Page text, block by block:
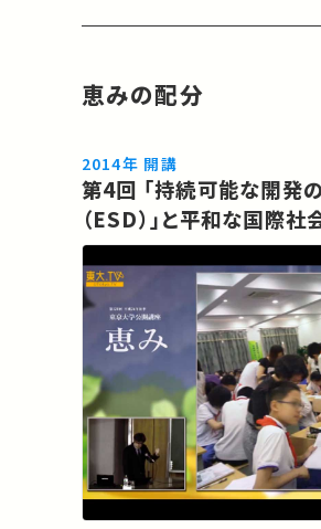
恵みの配分
2014年 開講
第4回 「持続可能な開発のための教育
（ESD）」と平和な国際